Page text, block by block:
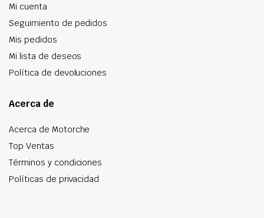
Mi cuenta
Seguimiento de pedidos
Mis pedidos
Mi lista de deseos
Política de devoluciones
Acerca de
Acerca de Motorche
Top Ventas
Términos y condiciones
Políticas de privacidad